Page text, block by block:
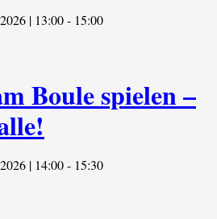
| 13:00- 15:00
Boule spielen –
| 14:00- 15:30